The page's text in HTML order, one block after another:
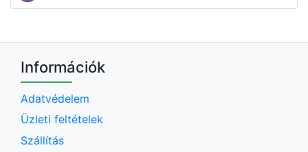
Információk
Adatvédelem
Üzleti feltételek
Szállítás